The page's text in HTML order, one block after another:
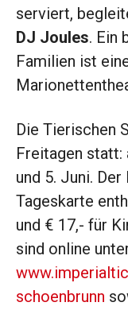
serviert,
DJ Joules. Ein
Familien ist
Die Tierischen
Freitagen statt:
und 5. Juni.
Tageskarte
und € 17,- für
sind online
schoenbrunn